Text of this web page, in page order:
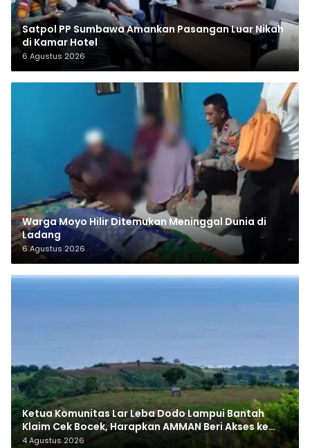
Satpol PP Sumbawa Amankan Pasangan Luar Nikah
di Kamar Hotel
6 Agustus 2026
Warga Moyo Hilir Ditemukan Meninggal Dunia di
Ladang
6 Agustus 2026
Ketua Komunitas Lar Leba Dodo Lampui Bantah
Klaim Cek Bocek, Harapkan AMMAN Beri Akses ke
Makam Leluhur
4 Agustus 2026